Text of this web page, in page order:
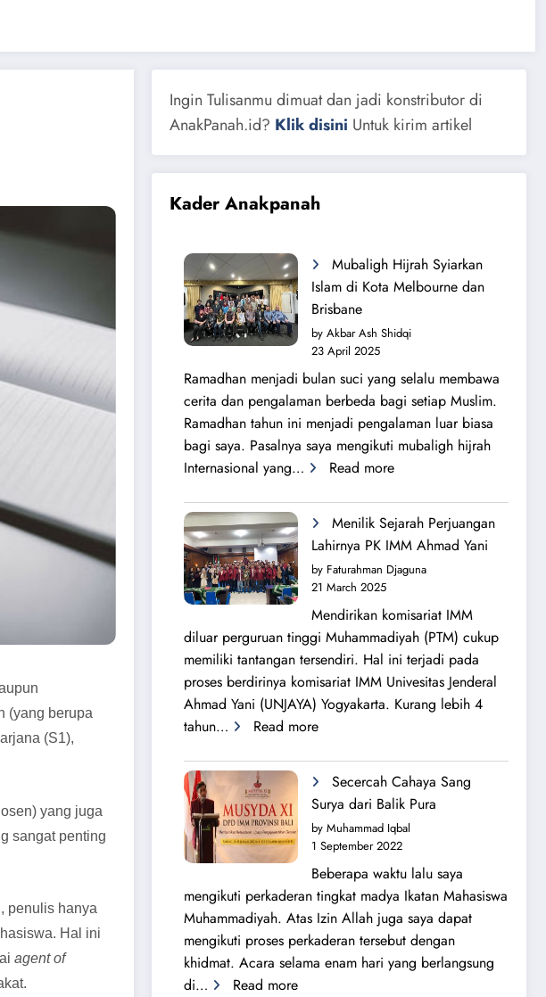
(yang berupa
(S1),
yang juga
sangat penting
penulis hanya
Hal ini
agent of
Ingin Tulisanmu dimuat dan jadi konstributor di
AnakPanah.id? Klik disini Untuk kirim artikel
Kader Anakpanah
Mubaligh Hijrah Syiarkan
Islam di Kota Melbourne dan
Brisbane
by Akbar Ash Shidqi
23 April 2025
Ramadhan menjadi bulan suci yang selalu membawa
cerita dan pengalaman berbeda bagi setiap Muslim.
Ramadhan tahun ini menjadi pengalaman luar biasa
bagi saya. Pasalnya saya mengikuti mubaligh hijrah
Internasional yang…
Read more:
Hijrah
Syiarkan
Islam
di
Melbourne
dan
Brisbane
Menilik Sejarah Perjuangan
Lahirnya PK IMM Ahmad Yani
by Faturahman Djaguna
21 March 2025
Mendirikan komisariat IMM
diluar perguruan tinggi Muhammadiyah (PTM) cukup
memiliki tantangan tersendiri. Hal ini terjadi pada
proses berdirinya komisariat IMM Univesitas Jenderal
Ahmad Yani (UNJAYA) Yogyakarta. Kurang lebih 4
tahun…
Read more:
Perjuangan
Lahirnya
PK
IMM
Ahmad
Yani
Secercah Cahaya Sang
Surya dari Balik Pura
by Muhammad Iqbal
1 September 2022
Beberapa waktu lalu saya
mengikuti perkaderan tingkat madya Ikatan Mahasiswa
Muhammadiyah. Atas Izin Allah juga saya dapat
mengikuti proses perkaderan tersebut dengan
khidmat. Acara selama enam hari yang berlangsung
di…
Read more: